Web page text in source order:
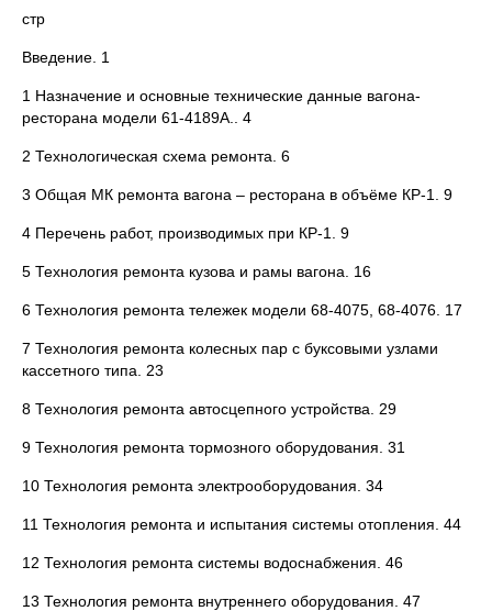
стр
Введение. 1
1 Назначение и основные технические данные вагона-
ресторана модели 61-4189А.. 4
2 Технологическая схема ремонта. 6
3 Общая МК ремонта вагона – ресторана в объёме КР-1. 9
4 Перечень работ, производимых при КР-1. 9
5 Технология ремонта кузова и рамы вагона. 16
6 Технология ремонта тележек модели 68-4075, 68-4076. 17
7 Технология ремонта колесных пар с буксовыми узлами
кассетного типа. 23
8 Технология ремонта автосцепного устройства. 29
9 Технология ремонта тормозного оборудования. 31
10 Технология ремонта электрооборудования. 34
11 Технология ремонта и испытания системы отопления. 44
12 Технология ремонта системы водоснабжения. 46
13 Технология ремонта внутреннего оборудования. 47